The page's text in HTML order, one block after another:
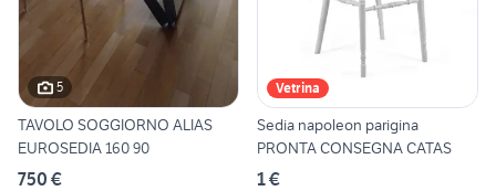
5
TAVOLO SOGGIORNO ALIAS
EUROSEDIA 160 90
750 €
Vetrina
Sedia napoleon parigina
PRONTA CONSEGNA CATAS
1 €